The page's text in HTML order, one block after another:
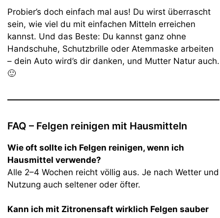
Probier’s doch einfach mal aus! Du wirst überrascht
sein, wie viel du mit einfachen Mitteln erreichen
kannst. Und das Beste: Du kannst ganz ohne
Handschuhe, Schutzbrille oder Atemmaske arbeiten
– dein Auto wird’s dir danken, und Mutter Natur auch.
🙂
FAQ – Felgen reinigen mit Hausmitteln
Wie oft sollte ich Felgen reinigen, wenn ich
Hausmittel verwende?
Alle 2–4 Wochen reicht völlig aus. Je nach Wetter und
Nutzung auch seltener oder öfter.
Kann ich mit Zitronensaft wirklich Felgen sauber